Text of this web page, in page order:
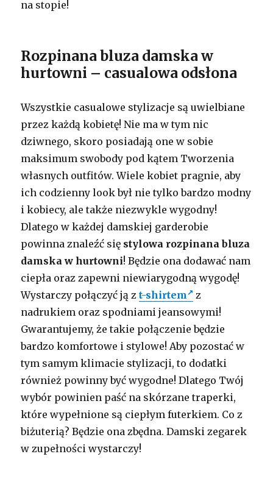
na stopie!
Rozpinana bluza damska w
hurtowni – casualowa odsłona
Wszystkie casualowe stylizacje są uwielbiane
przez każdą kobietę! Nie ma w tym nic
dziwnego, skoro posiadają one w sobie
maksimum swobody pod kątem Tworzenia
własnych outfitów. Wiele kobiet pragnie, aby
ich codzienny look był nie tylko bardzo modny
i kobiecy, ale także niezwykle wygodny!
Dlatego w każdej damskiej garderobie
powinna znaleźć się stylowa rozpinana bluza
damska w hurtowni! Będzie ona dodawać nam
ciepła oraz zapewni niewiarygodną wygodę!
Wystarczy połączyć ją z t-shirtem
z
nadrukiem oraz spodniami jeansowymi!
Gwarantujemy, że takie połączenie będzie
bardzo komfortowe i stylowe! Aby pozostać w
tym samym klimacie stylizacji, to dodatki
również powinny być wygodne! Dlatego Twój
wybór powinien paść na skórzane traperki,
które wypełnione są ciepłym futerkiem. Co z
biżuterią? Będzie ona zbędna. Damski zegarek
w zupełności wystarczy!